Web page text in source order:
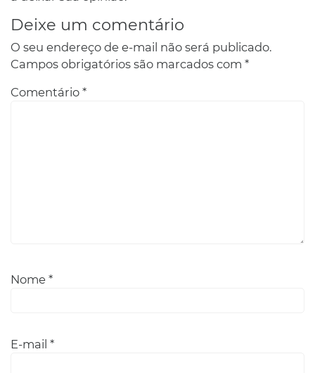
Deixe um comentário
O seu endereço de e-mail não será publicado.
Campos obrigatórios são marcados com *
Comentário *
Nome *
E-mail *